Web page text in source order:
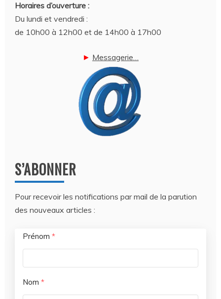
Horaires d’ouverture :
Du lundi et vendredi :
de 10h00 à 12h00 et de 14h00 à 17h00
► Messagerie…
S’ABONNER
Pour recevoir les notifications par mail de la parution
des nouveaux articles :
Prénom *
Nom *